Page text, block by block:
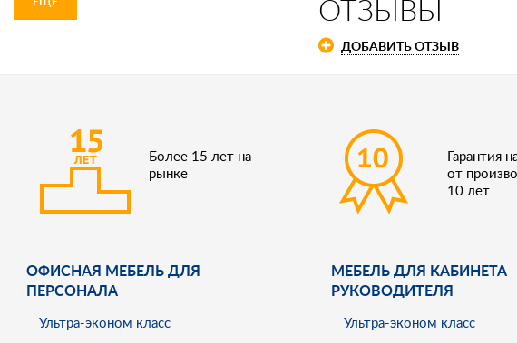
ОТЗЫВЫ
ДОБАВИТЬ ОТЗЫВ
Более 15 лет на
рынке
Гарантия
от
10 лет
ОФИСНАЯ МЕБЕЛЬ ДЛЯ
ПЕРСОНАЛА
Ультра-эконом класс
МЕБЕЛЬ ДЛЯ КАБИНЕТА
РУКОВОДИТЕЛЯ
Ультра-эконом класс